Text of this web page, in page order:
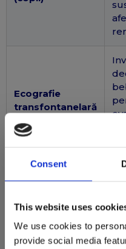
Consent
This website uses
We use cookies to
provide social media
Ecografie
transfontanelară
(copii / adulți)